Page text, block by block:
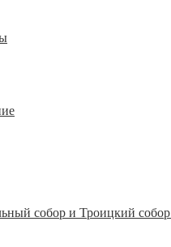
собор и Троицкий собор